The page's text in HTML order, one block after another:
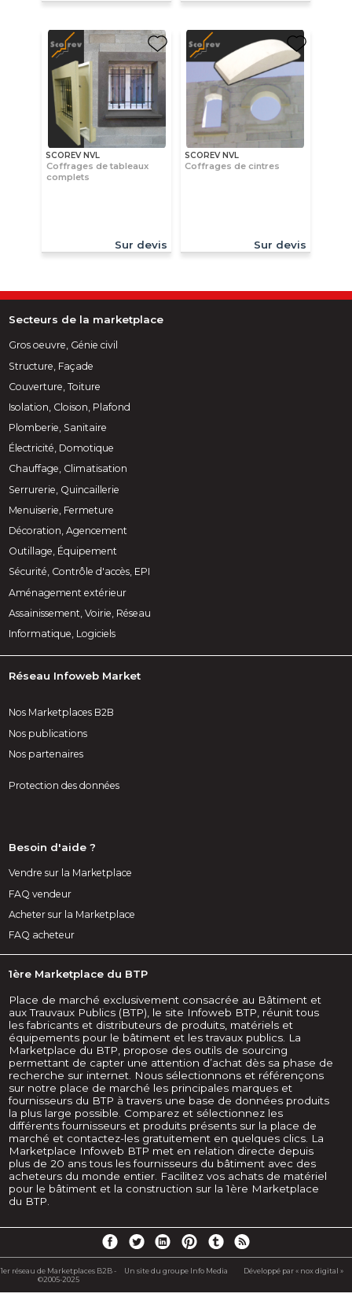
SCOREV NVL
Coffrages de tableaux
complets
Sur devis
SCOREV NVL
Coffrages de cintres
Sur devis
Secteurs de la marketplace
Gros oeuvre, Génie civil
Structure, Façade
Couverture, Toiture
Isolation, Cloison, Plafond
Plomberie, Sanitaire
Électricité, Domotique
Chauffage, Climatisation
Serrurerie, Quincaillerie
Menuiserie, Fermeture
Décoration, Agencement
Outillage, Équipement
Sécurité, Contrôle d'accès, EPI
Aménagement extérieur
Assainissement, Voirie, Réseau
Informatique, Logiciels
Réseau Infoweb Market
Nos Marketplaces B2B
Nos publications
Nos partenaires
Protection des données
Besoin d'aide ?
Vendre sur la Marketplace
FAQ vendeur
Acheter sur la Marketplace
FAQ acheteur
1ère Marketplace du BTP
Place de marché exclusivement consacrée au Bâtiment et
aux Trauvaux Publics (BTP), le site Infoweb BTP, réunit tous
les fabricants et distributeurs de produits, matériels et
équipements pour le bâtiment et les travaux publics. La
Marketplace du BTP, propose des outils de sourcing
permettant de capter une attention d’achat dès sa phase de
recherche sur internet. Nous sélectionnons et référençons
sur notre place de marché les principales marques et
fournisseurs du BTP à travers une base de données produits
la plus large possible. Comparez et sélectionnez les
différents fournisseurs et produits présents sur la place de
marché et contactez-les gratuitement en quelques clics. La
Marketplace Infoweb BTP met en relation directe depuis
plus de 20 ans tous les fournisseurs du bâtiment avec des
acheteurs du monde entier. Facilitez vos achats de matériel
pour le bâtiment et la construction sur la 1ère Marketplace
du BTP.
1er réseau de Marketplaces B2B -
©2005-2025
Un site du groupe Info Media Développé par « nox digital »